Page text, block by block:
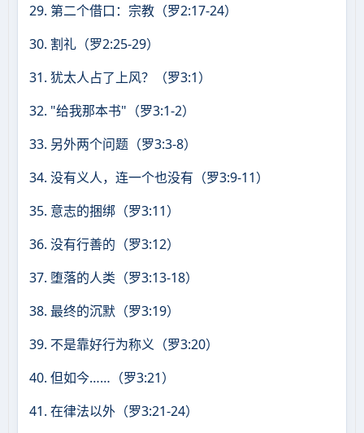
29. 第二个借口：宗教（罗2:17-24）
30. 割礼（罗2:25-29）
31. 犹太人占了上风？（罗3:1）
32. "给我那本书"（罗3:1-2）
33. 另外两个问题（罗3:3-8）
34. 没有义人，连一个也没有（罗3:9-11）
35. 意志的捆绑（罗3:11）
36. 没有行善的（罗3:12）
37. 堕落的人类（罗3:13-18）
38. 最终的沉默（罗3:19）
39. 不是靠好行为称义（罗3:20）
40. 但如今……（罗3:21）
41. 在律法以外（罗3:21-24）